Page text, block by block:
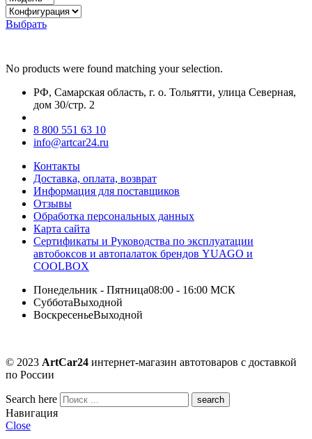
Выбрать
No products were found matching your selection.
РФ, Самарская область, г. о. Тольятти, улица Северная,
дом 30/стр. 2
8 800 551 63 10
info@artcar24.ru
Контакты
Доставка, оплата, возврат
Информация для поставщиков
Отзывы
Обработка персональных данных
Карта сайта
Сертификаты и Руководства по эксплуатации
автобоксов и автопалаток брендов YUAGO и
COOLBOX
Понедельник - Пятница08:00 - 16:00 МСК
СубботаВыходной
ВоскресеньеВыходной
© 2023 ArtCar24 интернет-магазин автотоваров с доставкой
по России
Search here
Навигация
Close